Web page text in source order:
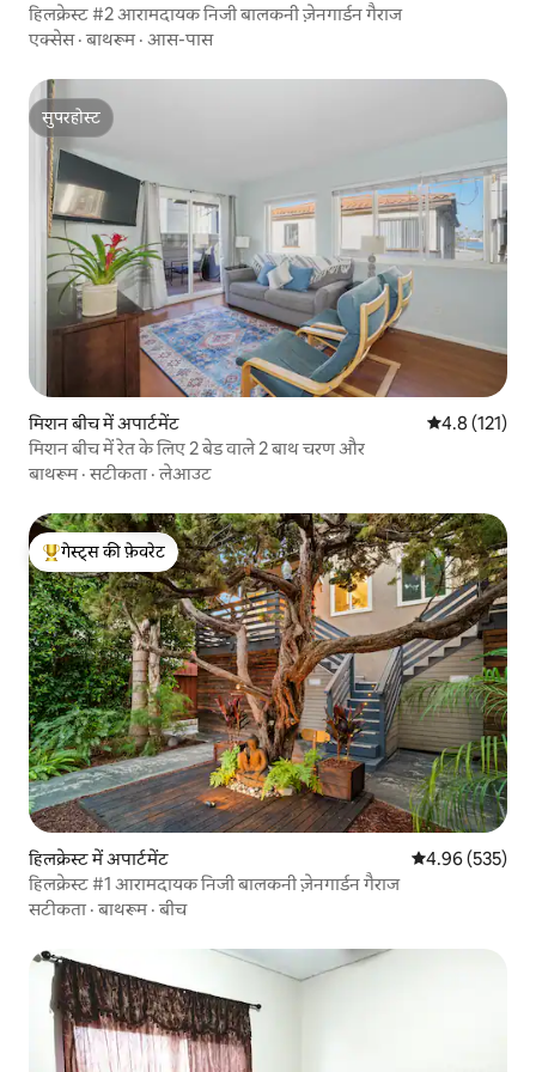
हिलक्रेस्ट #2 आरामदायक निजी बालकनी ज़ेनगार्डन गैराज
एक्सेस·बाथरूम· आस-पास
सुपरहोस्ट
सुपरहोस्ट
मिशन बीच में अपार्टमेंट औसत रेटिंग 5 में
4.8 (121)
मिशन बीच में रेत के लिए 2 बेड वाले 2 बाथ चरण और
बाथरूम·सटीकता ·लेआउट
गेस्ट्स का टॉप फ़ेवरेट
गेस्ट्स की फ़ेवरेट
हिलक्रेस्ट में अपार्टमेंट औसत रेटिंग 5 में से
4.96 (535)
हिलक्रेस्ट #1 आरामदायक निजी बालकनी ज़ेनगार्डन गैराज
सटीकता ·बाथरूम·बीच